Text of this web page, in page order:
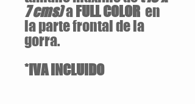
7 cms)a FULL COLOR en
la parte frontal de la
gorra.
*IVA INCLUIDO